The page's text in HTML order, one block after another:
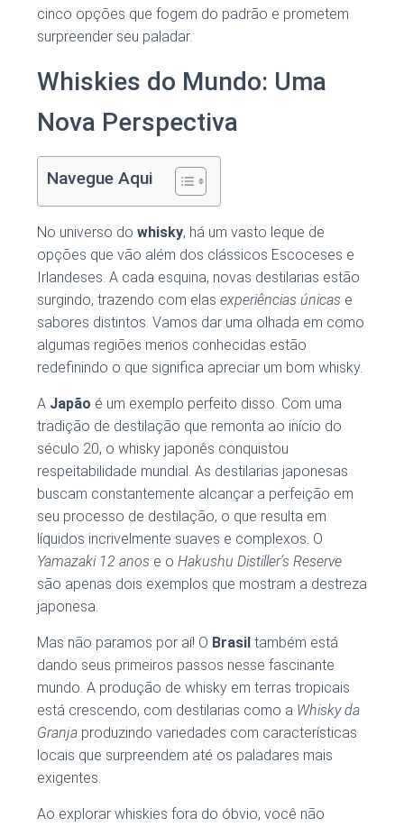
cinco opções que fogem do padrão e prometem
surpreender seu paladar.
Whiskies do Mundo: Uma
Nova Perspectiva
Navegue Aqui
No universo do whisky, há um vasto leque de
opções que vão além dos clássicos Escoceses e
Irlandeses. A cada esquina, novas destilarias estão
surgindo, trazendo com elas experiências únicas e
sabores distintos. Vamos dar uma olhada em como
algumas regiões menos conhecidas estão
redefinindo o que significa apreciar um bom whisky.
A Japão é um exemplo perfeito disso. Com uma
tradição de destilação que remonta ao início do
século 20, o whisky japonês conquistou
respeitabilidade mundial. As destilarias japonesas
buscam constantemente alcançar a perfeição em
seu processo de destilação, o que resulta em
líquidos incrivelmente suaves e complexos. O
Yamazaki 12 anos e o Hakushu Distiller’s Reserve
são apenas dois exemplos que mostram a destreza
japonesa.
Mas não paramos por aí! O Brasil também está
dando seus primeiros passos nesse fascinante
mundo. A produção de whisky em terras tropicais
está crescendo, com destilarias como a Whisky da
Granja produzindo variedades com características
locais que surpreendem até os paladares mais
exigentes.
Ao explorar whiskies fora do óbvio, você não